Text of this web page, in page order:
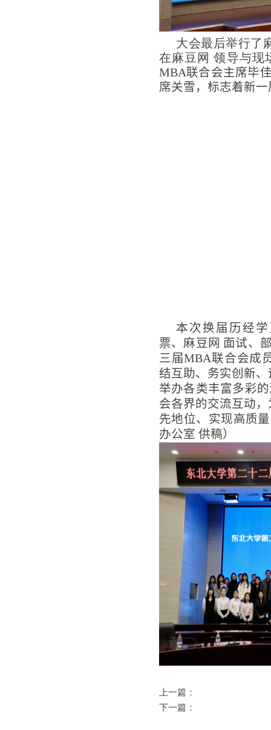
大会最后举行了
在麻豆网 领导与现
MBA联合会主席毕
席关雪，标志着新一
本次换届历经
票、麻豆网 面试、
三届MBA联合会成
结互助、务实创新
举办各类丰富多彩
会各界的交流互动
先地位、实现高质
办公室 供稿）
上一篇：
下一篇：